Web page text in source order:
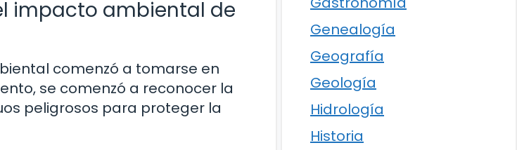
impacto ambiental de
comenzó a tomarse en
se comenzó a reconocer la
peligrosos para proteger la
Genealogía
Geografía
Geología
Hidrología
Historia